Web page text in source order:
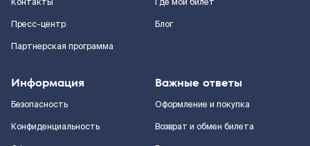
Пресс-центр
Партнерская программа
Блог
Информация
Безопасность
Конфиденциальность
Важные ответы
Оформление и покупка
Возврат и обмен билета